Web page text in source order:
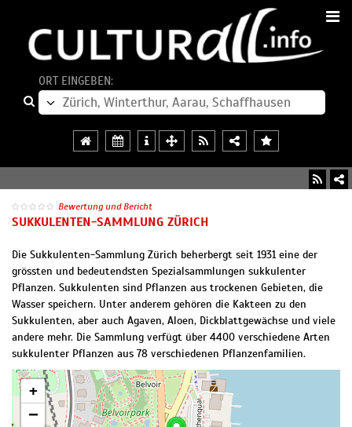
ORT EINGEBEN:
Bewertung und Bericht
SUKKULENTEN-SAMMLUNG ZÜRICH
Die Sukkulenten-Sammlung Zürich beherbergt seit 1931 eine der
grössten und bedeutendsten Spezialsammlungen sukkulenter
Pflanzen. Sukkulenten sind Pflanzen aus trockenen Gebieten, die
Wasser speichern. Unter anderem gehören die Kakteen zu den
Sukkulenten, aber auch Agaven, Aloen, Dickblattgewächse und viele
andere mehr. Die Sammlung verfügt über 4400 verschiedene Arten
sukkulenter Pflanzen aus 78 verschiedenen Pflanzenfamilien.
+
−